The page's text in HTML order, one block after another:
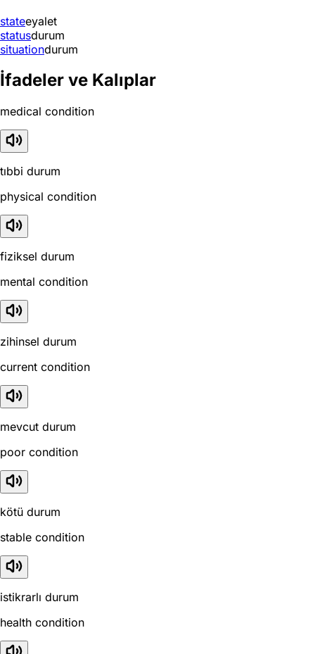
stateeyalet
statusdurum
situationdurum
İfadeler ve Kalıplar
medical condition
tıbbi durum
physical condition
fiziksel durum
mental condition
zihinsel durum
current condition
mevcut durum
poor condition
kötü durum
stable condition
istikrarlı durum
health condition